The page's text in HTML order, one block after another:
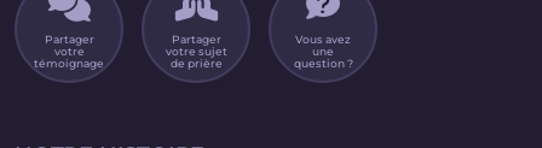
Partager
votre
témoignage
Partager
votre sujet
de prière
Vous avez
une
question ?